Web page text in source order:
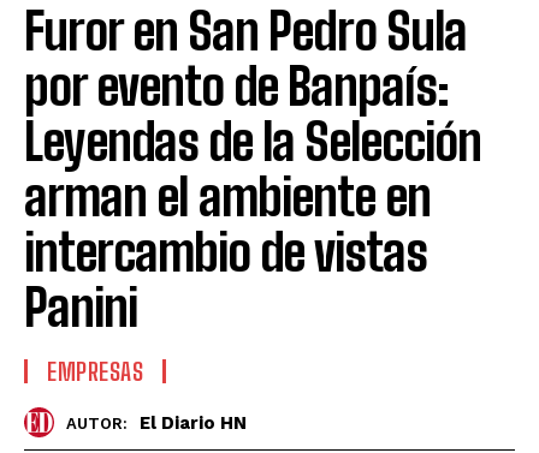
Furor en San Pedro Sula
por evento de Banpaís:
Leyendas de la Selección
arman el ambiente en
intercambio de vistas
Panini
EMPRESAS
AUTOR: El Diario HN